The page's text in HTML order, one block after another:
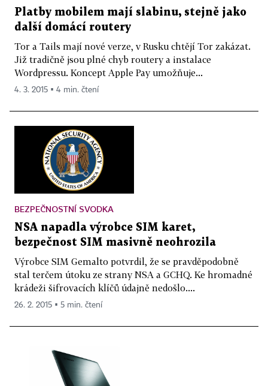
Platby mobilem mají slabinu, stejně jako
další domácí routery
Tor a Tails mají nové verze, v Rusku chtějí Tor zakázat.
Již tradičně jsou plné chyb routery a instalace
Wordpressu. Koncept Apple Pay umožňuje...
4. 3. 2015 ▪ 4 min. čtení
BEZPEČNOSTNÍ SVODKA
NSA napadla výrobce SIM karet,
bezpečnost SIM masivně neohrozila
Výrobce SIM Gemalto potvrdil, že se pravděpodobně
stal terčem útoku ze strany NSA a GCHQ. Ke hromadné
krádeži šifrovacích klíčů údajně nedošlo....
26. 2. 2015 ▪ 5 min. čtení